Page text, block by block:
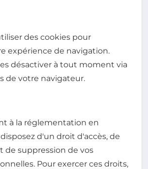
des cookies pour
expérience de navigation.
désactiver à tout moment via
de votre navigateur.
à la réglementation en
d'un droit d'accès, de
de suppression de vos
Pour exercer ces droits,